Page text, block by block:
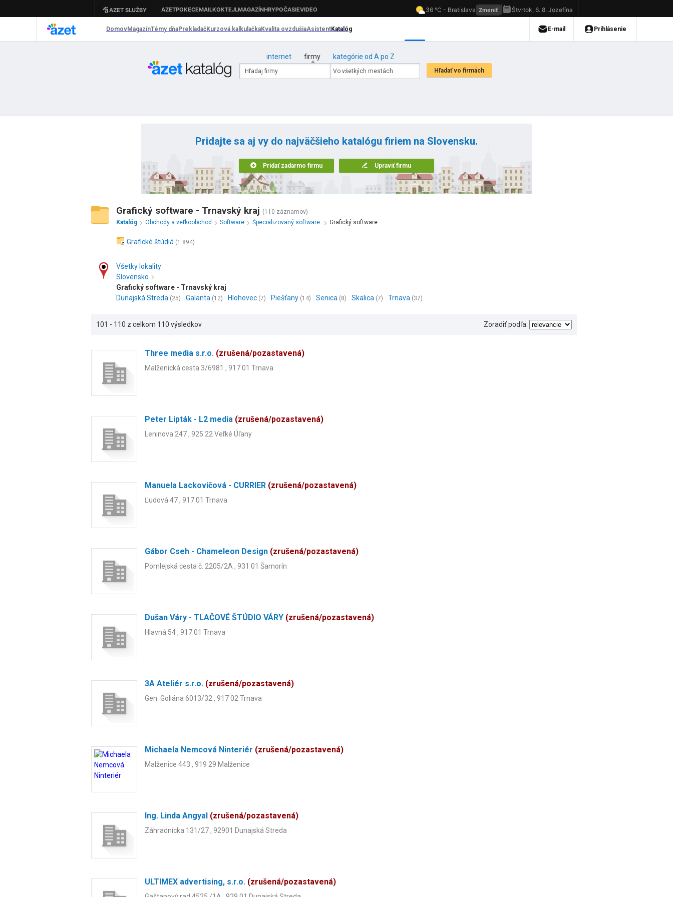
internet firmy kategórie od A po Z
Pridajte sa aj vy do najväčšieho katalógu firiem na Slovensku.
Pridať zadarmo firmu Upraviť firmu
Grafický software - Trnavský kraj (110 záznamov)
Katalóg
Obchody a veľkoobchod Software Špecializovaný software Grafický software
Grafické štúdiá (1 894)
Všetky lokality
Slovensko
Grafický software - Trnavský kraj
Dunajská Streda (25) Galanta (12) Hlohovec (7) Piešťany (14) Senica (8) Skalica (7) Trnava (37)
101 - 110 z celkom 110 výsledkov Zoradiť podľa:
Three media s.r.o. (zrušená/pozastavená)
Malženická cesta 3/6981 , 917 01 Trnava
Peter Lipták - L2 media (zrušená/pozastavená)
Leninova 247 , 925 22 Veľké Úľany
Manuela Lackovičová - CURRIER (zrušená/pozastavená)
Ľudová 47 , 917 01 Trnava
Gábor Cseh - Chameleon Design (zrušená/pozastavená)
Pomlejská cesta č. 2205/2A , 931 01 Šamorín
Dušan Váry - TLAČOVÉ ŠTÚDIO VÁRY (zrušená/pozastavená)
Hlavná 54 , 917 01 Trnava
3A Ateliér s.r.o. (zrušená/pozastavená)
Gen. Goliána 6013/32 , 917 02 Trnava
Michaela Nemcová Ninteriér (zrušená/pozastavená)
Malženice 443 , 919 29 Malženice
Ing. Linda Angyal (zrušená/pozastavená)
Záhradnícka 131/27 , 92901 Dunajská Streda
ULTIMEX advertising, s.r.o. (zrušená/pozastavená)